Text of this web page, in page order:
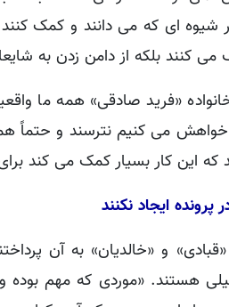
شیوه ای که می دانند و کمک کنند
کنند بلکه از دامن زدن به
«فرید صادقی» همه ما
خواهش می کنیم نترسند و حتماً
که این کار بسیار کمک می کند
ایجاد نکنند
و «خالدیان» به آن
هستند. «موردی که مهم بوده